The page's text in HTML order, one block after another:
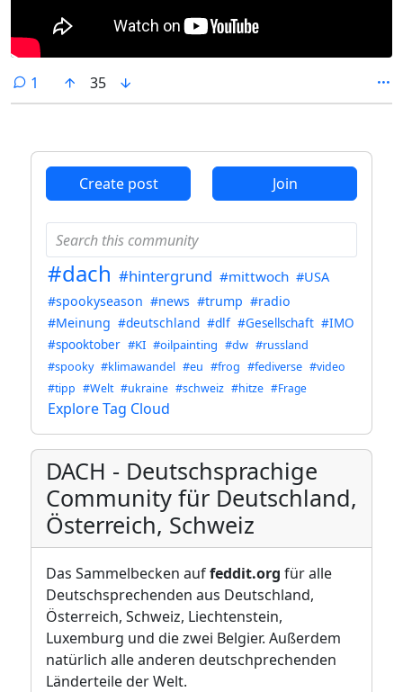
1 comment
35
Create post Join
#dach #hintergrund #mittwoch #USA
#spookyseason #news #trump #radio
#Meinung #deutschland #dlf #Gesellschaft #IMO
#spooktober #KI #oilpainting #dw #russland
#spooky #klimawandel #eu #frog #fediverse #video
#tipp #Welt #ukraine #schweiz #hitze #Frage
Explore Tag Cloud
DACH - Deutschsprachige
Community für Deutschland,
Österreich, Schweiz
Das Sammelbecken auffeddit.org für alle
Deutschsprechenden aus Deutschland,
Österreich, Schweiz, Liechtenstein,
Luxemburg und die zwei Belgier. Außerdem
natürlich alle anderen deutschprechenden
Länderteile der Welt.